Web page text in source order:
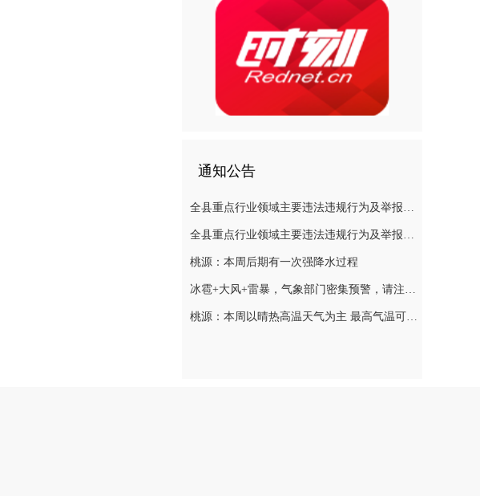
通知公告
全县重点行业领域主要违法违规行为及举报方式通告（五）
全县重点行业领域主要违法违规行为及举报方式通告（二）
桃源：本周后期有一次强降水过程
冰雹+大风+雷暴，气象部门密集预警，请注意防范
桃源：本周以晴热高温天气为主 最高气温可达39℃